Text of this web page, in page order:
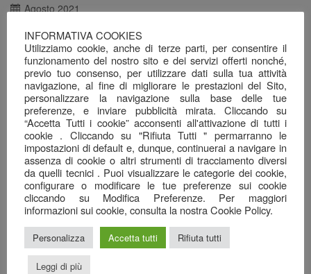
Agosto 2021
Luglio 2021
Giugno 2021
Maggio 2021
Aprile 2021
Marzo 2021
Febbraio 2021
Gennaio 2021
Dicembre 2020
Novembre 2020
Ottobre 2020
Settembre 2020
Agosto 2020
INFORMATIVA COOKIES
Utilizziamo cookie, anche di terze parti, per consentire il
funzionamento del nostro sito e dei servizi offerti nonché,
previo tuo consenso, per utilizzare dati sulla tua attività
navigazione, al fine di migliorare le prestazioni del Sito,
personalizzare la navigazione sulla base delle tue
preferenze, e inviare pubblicità mirata. Cliccando su
“Accetta Tutti i cookie” acconsenti all'attivazione di tutti i
cookie . Cliccando su "Rifiuta Tutti " permarranno le
impostazioni di default e, dunque, continuerai a navigare in
assenza di cookie o altri strumenti di tracciamento diversi
da quelli tecnici . Puoi visualizzare le categorie dei cookie,
configurare o modificare le tue preferenze sui cookie
cliccando su Modifica Preferenze. Per maggiori
informazioni sui cookie, consulta la nostra Cookie Policy.
Personalizza Accetta tutti Rifiuta tutti
Leggi di più